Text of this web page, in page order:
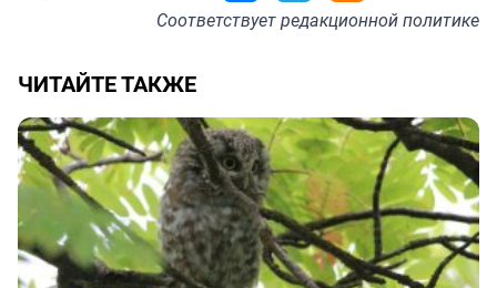
Соответствуетредакционной политике
ЧИТАЙТЕ ТАКЖЕ